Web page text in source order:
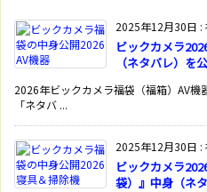
2025年12月30日 :
ビックカメラ
（ネタバレ）を
2026年ビックカメラ福袋（福箱）AV機
「ネタバ ...
2025年12月30日 :
ビックカメラ
袋）』中身（ネ